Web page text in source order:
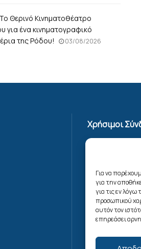
Για να
για την
για τις εν λόγω
προσωπικού
αυτόν τον
επηρεάσει
Θερινό Κινηματοθέατρο
για ένα κινηματογραφικό
της Ρόδου!
03/08/2026
Χρήσιμοι
Υπηρεσίας
Επικοινωνίας
Πολιτική
(ΕΕ)